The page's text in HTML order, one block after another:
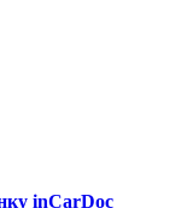
inCarDoc